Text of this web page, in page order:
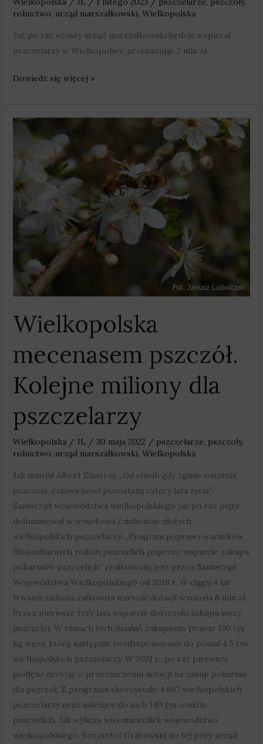
rolnictwo, urząd marszałkowski, Wielkopolska
Już po raz szósty urząd marszałkowski będzie wspierał
pszczelarzy w Wielkopolsce przekazując 2 mln zł.
Dowiedz się więcej »
Wielkopolska
mecenasem pszczół.
Kolejne miliony dla
pszczelarzy
Wielkopolska/ JL / 30 maja 2022 / pszczelarze, pszczoły,
rolnictwo, urząd marszałkowski, Wielkopolska
Jak mawiał Albert Einstein: „Od chwili gdy zginie ostatnia
pszczoła, człowiekowi pozostaną cztery lata życia”.
Samorząd województwa wielkopolskiego już po raz piąty
dofinansował w wysokości 2 milionów złotych
wielkopolskich pszczelarzy. „Program poprawy warunków
fitosanitarnych rodzin pszczelich poprzez wsparcie zakupu
pokarmów pszczelich” realizowany jest przez Samorząd
Województwa Wielkopolskiego od 2018 r. W ciągu 4 lat
trwania zadania, całkowita wartość dotacji wyniosła 8 mln zł.
Przez pierwsze trzy lata wsparcie dotyczyło zakupu węzy
pszczelej. W ramach tych działań zakupiono prawie 130 tys.
kg węzy, którą następnie rozdysponowano do ponad 4,5 tys.
wielkopolskich pszczelarzy. W 2021 r., po raz pierwszy
podjęto decyzję o przeznaczeniu dotacji na zakup pokarmu
dla pszczół. Z programu skorzystało 4 667 wielkopolskich
pszczelarzy oraz należące do nich 140 tys. rodzin
pszczelich. Jak wylicza wicemarszałek województwa
wielkopolskiego, Krzysztof Grabowski do tej pory urząd
Wielkopolska
mecenasem
pszczół.
Kolejne
miliony
pszczelarzy